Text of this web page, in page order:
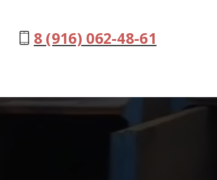
8 (916) 062-48-61